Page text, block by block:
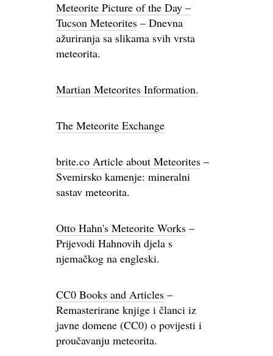
Meteorite Picture of the Day –
Tucson Meteorites – Dnevna
ažuriranja sa slikama svih vrsta
meteorita.
Martian Meteorites Information.
The Meteorite Exchange
brite.co Article about Meteorites –
Svemirsko kamenje: mineralni
sastav meteorita.
Otto Hahn's Meteorite Works –
Prijevodi Hahnovih djela s
njemačkog na engleski.
CC0 Books and Articles –
Remasterirane knjige i članci iz
javne domene (CC0) o povijesti i
proučavanju meteorita.